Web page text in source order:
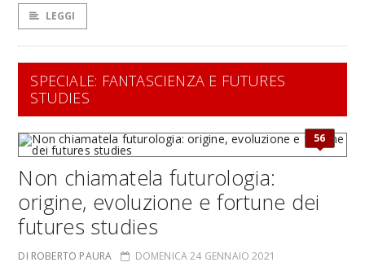
LEGGI
SPECIALE: FANTASCIENZA E FUTURES
STUDIES
56
Non chiamatela futurologia:
origine, evoluzione e fortune dei
futures studies
DI ROBERTO PAURA DOMENICA 24 GENNAIO 2021